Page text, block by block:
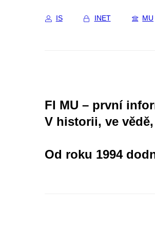
IS INET MU
FI MU – první
V historii, ve
Od roku 1994